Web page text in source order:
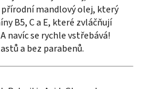
mandlový olej, který
B5, C a E, které zvláčňují
navíc se rychle vstřebává!
a bez parabenů.